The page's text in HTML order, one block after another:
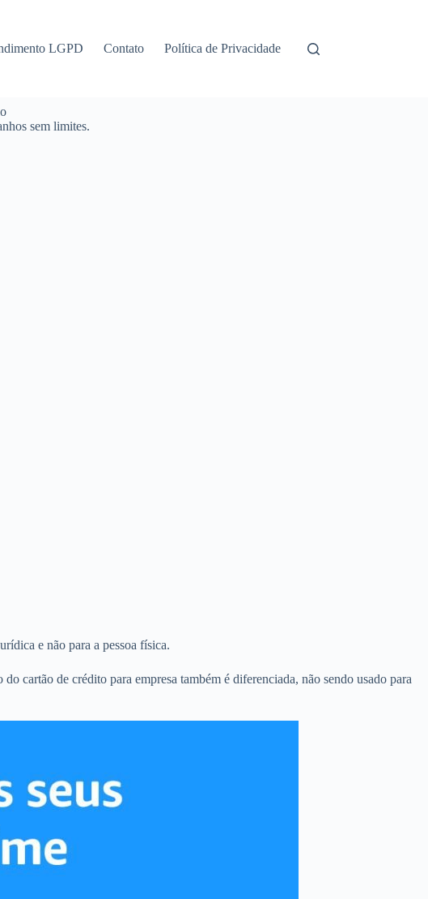
LGPD Contato Política de Privacidade
sem limites.
e não para a pessoa física.
cartão de crédito para empresa também é diferenciada, não sendo usado para